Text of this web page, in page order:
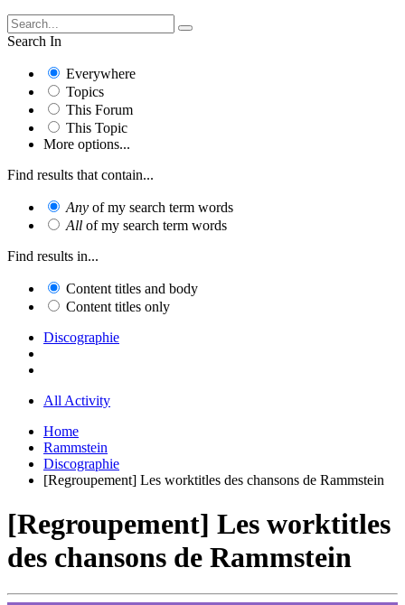
Search In
Everywhere
Topics
This Forum
This Topic
More options...
Find results that contain...
Any of my search term words
All of my search term words
Find results in...
Content titles and body
Content titles only
Discographie
All Activity
Home
Rammstein
Discographie
[Regroupement] Les worktitles des chansons de Rammstein
[Regroupement] Les worktitles
des chansons de Rammstein